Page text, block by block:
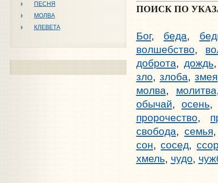
ПЕСНЯ
МОЛВА
КЛЕВЕТА
ПОИСК ПО
Бог, беда,
волшебство,
доброта, дождь
зло, злоба,змея
молва, молитва
обычай, осень
пророчество,
свобода, семья
сон, сосед,
хмель, чудо,